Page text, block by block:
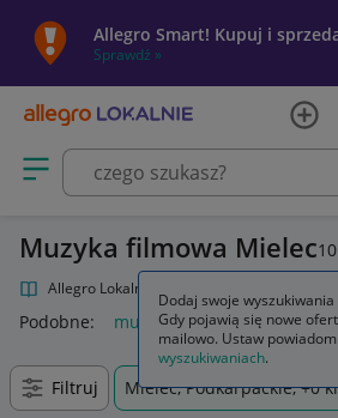
Allegro Smart! Kupuj i
Sprawdź »
Otwórz menu z kategoriami
Muzyka filmowa Mielec10
Allegro Lokalnie
Podobne: muzyka filmowa muzyka
Filtruj Mielec, Podkarpackie, +0
Dodaj swoje
Gdy pojawią się nowe
mailowo. Ustaw
wyszukiwaniach.